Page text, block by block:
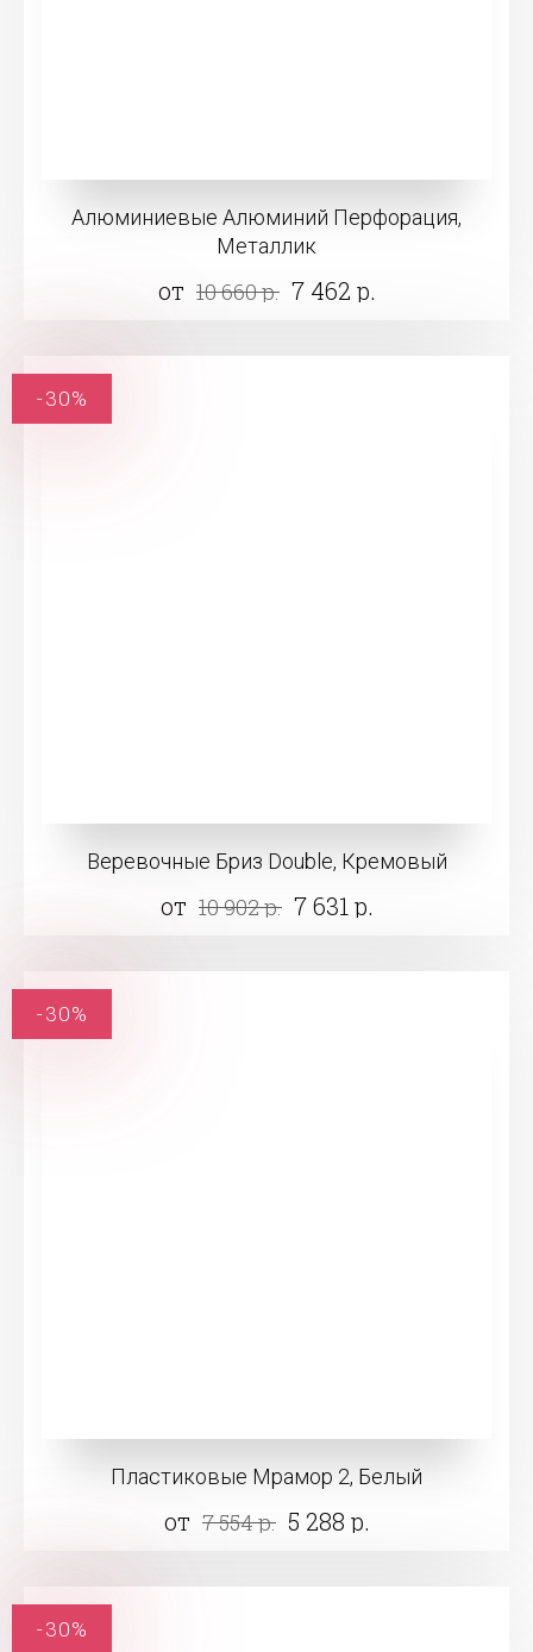
Алюминиевые Алюминий Перфорация,
Металлик
от 10 660 р. 7 462 р.
Веревочные Бриз Double, Кремовый
от 10 902 р. 7 631 р.
-30%
Пластиковые Мрамор 2, Белый
от 7 554 р. 5 288 р.
-30%
-30%